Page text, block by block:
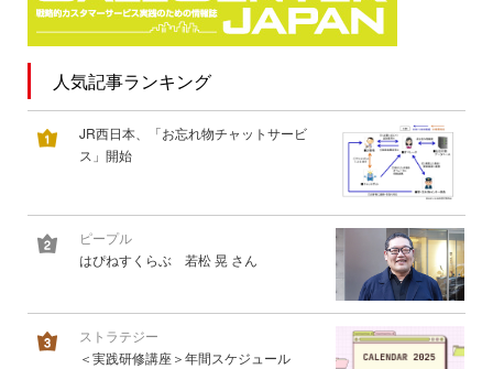
人気記事ランキング
JR西日本、「お忘れ物チャットサービ
ス」開始
ピープル
はぴねすくらぶ 若松 晃 さん
ストラテジー
＜実践研修講座＞年間スケジュール